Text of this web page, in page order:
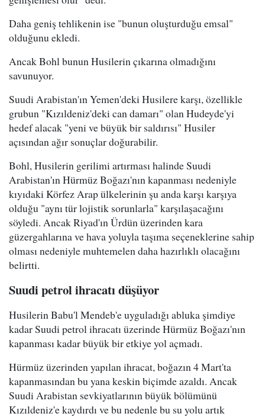
Daha geniş tehlikenin ise "bunun oluşturduğu emsal"
olduğunu ekledi.
Ancak Bohl bunun Husilerin çıkarına olmadığını
savunuyor.
Suudi Arabistan'ın Yemen'deki Husilere karşı, özellikle
grubun "Kızıldeniz'deki can damarı" olan Hudeyde'yi
hedef alacak "yeni ve büyük bir saldırısı" Husiler
açısından ağır sonuçlar doğurabilir.
Bohl, Husilerin gerilimi artırması halinde Suudi
Arabistan'ın Hürmüz Boğazı'nın kapanması nedeniyle
kıyıdaki Körfez Arap ülkelerinin şu anda karşı karşıya
olduğu "aynı tür lojistik sorunlarla" karşılaşacağını
söyledi. Ancak Riyad'ın Ürdün üzerinden kara
güzergahlarına ve hava yoluyla taşıma seçeneklerine sahip
olması nedeniyle muhtemelen daha hazırlıklı olacağını
belirtti.
Suudi petrol ihracatı düşüyor
Husilerin Babu'l Mendeb'e uyguladığı abluka şimdiye
kadar Suudi petrol ihracatı üzerinde Hürmüz Boğazı'nın
kapanması kadar büyük bir etkiye yol açmadı.
Hürmüz üzerinden yapılan ihracat, boğazın 4 Mart'ta
kapanmasından bu yana keskin biçimde azaldı. Ancak
Suudi Arabistan sevkiyatlarının büyük bölümünü
Kızıldeniz'e kaydırdı ve bu nedenle bu su yolu artık